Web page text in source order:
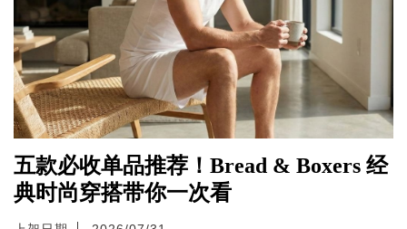
五款必收单品推荐！Bread & Boxers 经
典时尚穿搭带你一次看